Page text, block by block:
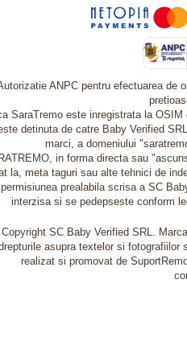
ANPC pentru efectuarea de
SaraTremo este inregistrata la OSIM
detinuta de catre Baby Verified
marci, a domeniului
in forma directa sau
la, meta taguri sau alte tehnici de
prealabila scrisa a SC
interzisa si se pedepseste conform
Copyright SC Baby Verified SRL.
asupra textelor si fotografiilor
realizat si promovat de